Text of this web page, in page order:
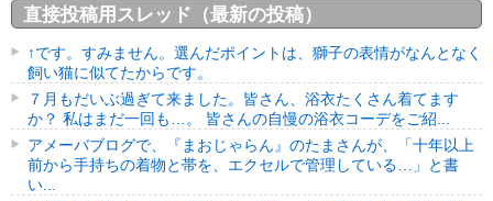
直接投稿用スレッド（最新の投稿）
↑です。すみません。選んだポイントは、獅子の表情がなんとなく
飼い猫に似てたからです。
７月もだいぶ過ぎて来ました。皆さん、浴衣たくさん着てます
か？ 私はまだ一回も…。 皆さんの自慢の浴衣コーデをご紹...
アメーバブログで、『まおじゃらん』のたまさんが、「十年以上
前から手持ちの着物と帯を、エクセルで管理している…」と書
い...